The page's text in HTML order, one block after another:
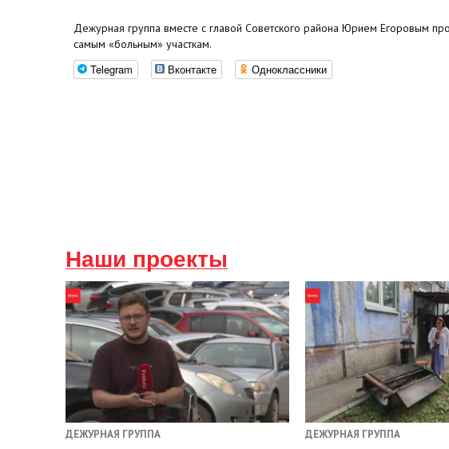
Дежурная группа вместе с главой Советского района Юрием Егоровым
самым «больным» участкам.
Telegram Вконтакте Одноклассники
Наши проекты
ДЕЖУРНАЯ ГРУППА ДЕЖУРНАЯ ГРУППА